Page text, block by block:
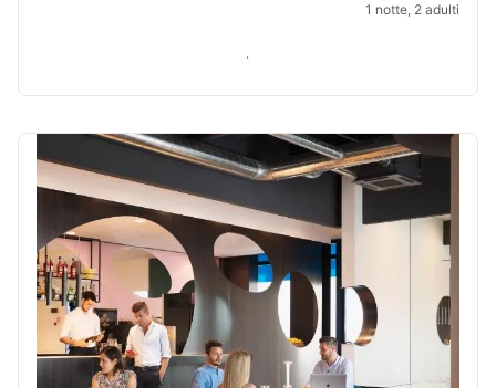
1 notte, 2 adulti
Verifica disponibilità